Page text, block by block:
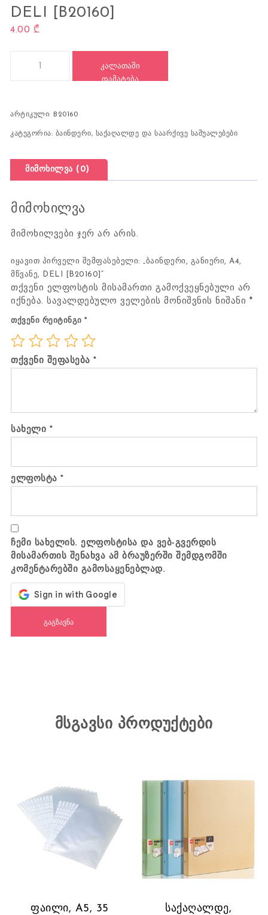
DELI [B20160]
4.00 ₾
ᲙᲐᲚᲐᲗᲐᲨᲘ
ᲓᲐᲛᲐᲢᲔᲑᲐ
არტიკული: B20160
კატეგორია: ბაინდერი, საქაღალდე და საარქივე საშუალებები
მიმოხილვა (0)
მიმოხილვა
მიმოხილვები ჯერ არ არის.
იყავით პირველი შემფასებელი: „ბაინდერი, განიერი, A4,
მწვანე, DELI [B20160]“
თქვენი ელფოსტის მისამართი გამოქვეყნებული არ
იქნება. სავალდებულო ველების მონიშვნის ნიშანი *
თქვენი რეიტინგი*
თქვენი შეფასება*
სახელი *
ელფოსტა*
ჩემი სახელის. ელფოსტისა და ვებ-გვერდის
მისამართის შენახვა ამ ბრაუზერში შემდგომში
კომენტარებში გამოსაყენებლად.
მსგავსი პროდუქტები
ფაილი, A5, 35
საქაღალდე,